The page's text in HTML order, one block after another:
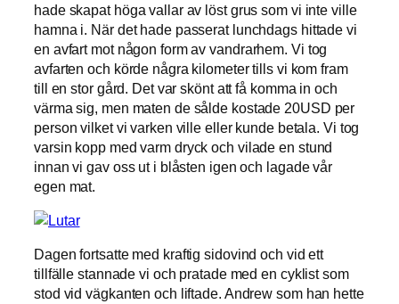
hade skapat höga vallar av löst grus som vi inte ville
hamna i. När det hade passerat lunchdags hittade vi
en avfart mot någon form av vandrarhem. Vi tog
avfarten och körde några kilometer tills vi kom fram
till en stor gård. Det var skönt att få komma in och
värma sig, men maten de sålde kostade 20USD per
person vilket vi varken ville eller kunde betala. Vi tog
varsin kopp med varm dryck och vilade en stund
innan vi gav oss ut i blåsten igen och lagade vår
egen mat.
Dagen fortsatte med kraftig sidovind och vid ett
tillfälle stannade vi och pratade med en cyklist som
stod vid vägkanten och liftade. Andrew som han hette